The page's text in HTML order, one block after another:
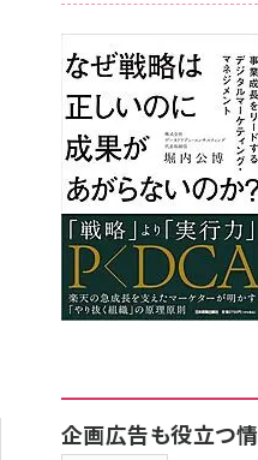
成果を生む
は正しいの
か？ 事業成
ルマーケティ
3名様にプレ
8月7日 10:00
企画広告も役立つ情